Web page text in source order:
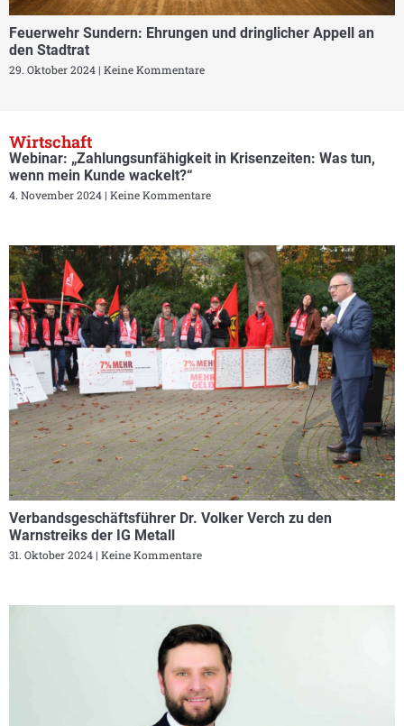
Feuerwehr Sundern: Ehrungen und dringlicher Appell an
den Stadtrat
29. Oktober 2024 Keine Kommentare
Wirtschaft
Webinar: „Zahlungsunfähigkeit in Krisenzeiten: Was tun,
wenn mein Kunde wackelt?“
4. November 2024 Keine Kommentare
Verbandsgeschäftsführer Dr. Volker Verch zu den
Warnstreiks der IG Metall
31. Oktober 2024 Keine Kommentare